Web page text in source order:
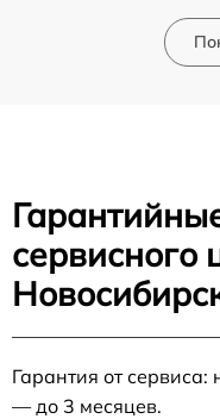
сервисного
Гарантия от
— до 3 месяцев.